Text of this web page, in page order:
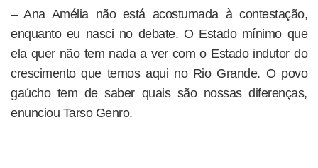
– Ana Amélia não está acostumada à contestação,
enquanto eu nasci no debate. O Estado mínimo que
ela quer não tem nada a ver com o Estado indutor do
crescimento que temos aqui no Rio Grande. O povo
gaúcho tem de saber quais são nossas diferenças,
enunciou Tarso Genro.